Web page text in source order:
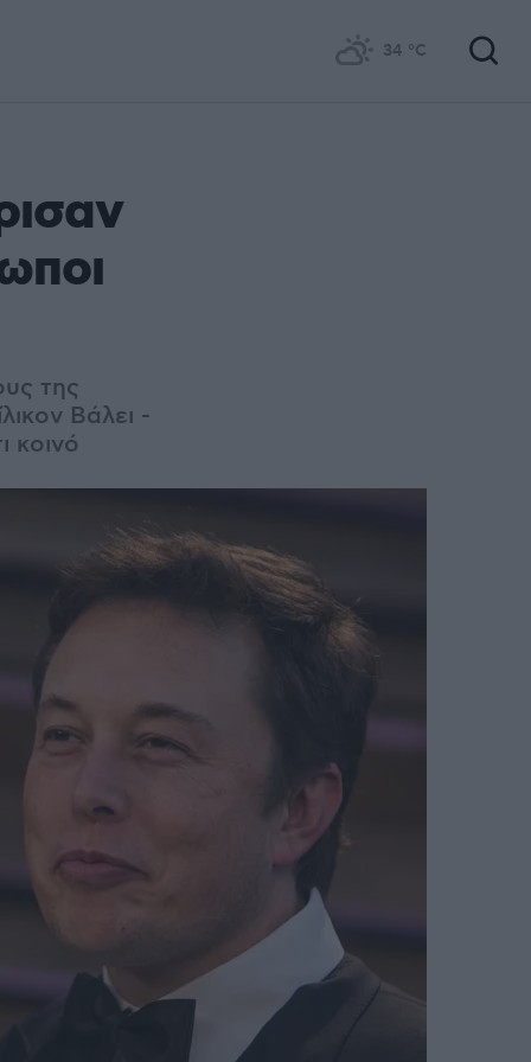
34 °C
της
Βάλει -
κοινό